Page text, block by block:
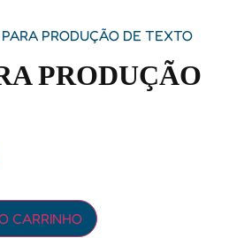
PRODUÇÃO DE TEXTO
PRODUÇÃO
CARRINHO